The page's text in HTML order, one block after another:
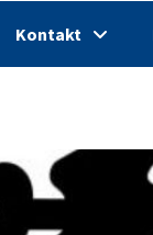
Kontakt